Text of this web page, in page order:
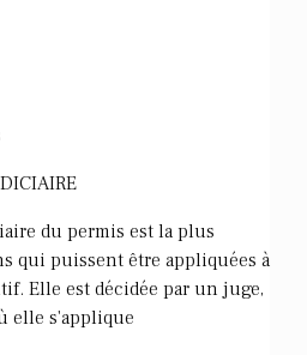
du permis est la plus
qui puissent être appliquées à
Elle est décidée par un juge,
elle s'applique